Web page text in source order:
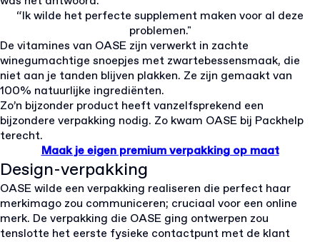
“Ik wilde het perfecte supplement maken voor al deze
problemen."
De vitamines van OASE zijn verwerkt in zachte
winegumachtige snoepjes met zwartebessensmaak, die
niet aan je tanden blijven plakken. Ze zijn gemaakt van
100% natuurlijke ingrediënten.
Zo’n bijzonder product heeft vanzelfsprekend een
bijzondere verpakking nodig. Zo kwam OASE bij Packhelp
terecht.
Maak je eigen premium verpakking op maat
Design-verpakking
OASE wilde een verpakking realiseren die perfect haar
merkimago zou communiceren; cruciaal voor een online
merk. De verpakking die OASE ging ontwerpen zou
tenslotte het eerste fysieke contactpunt met de klant